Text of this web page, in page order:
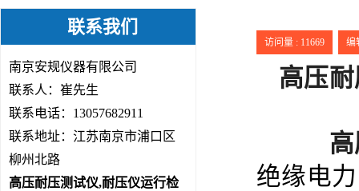
联系我们
南京安规仪器有限公司
联系人：崔先生
联系电话：13057682911
联系地址：江苏南京市浦口区
柳州北路
高压耐压测试仪,耐压仪运行检
访问量 : 11669 编
高压
绝缘电